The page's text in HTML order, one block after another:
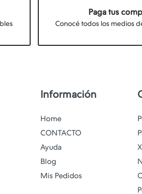
Paga tus
Conocé todos los medios
Información
Home
CONTACTO
Ayuda
Blog
Mis Pedidos